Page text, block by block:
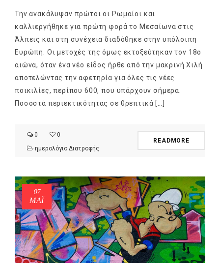
Την ανακάλυψαν πρώτοι οι Ρωμαίοι και
καλλιεργήθηκε για πρώτη φορά το Μεσαίωνα στις
Άλπεις και στη συνέχεια διαδόθηκε στην υπόλοιπη
Ευρώπη. Οι μετοχές της όμως εκτοξεύτηκαν τον 18ο
αιώνα, όταν ένα νέο είδος ήρθε από την μακρινή Χιλή
αποτελώντας την αφετηρία για όλες τις νέες
ποικιλίες, περίπου 600, που υπάρχουν σήμερα.
Ποσοστά περιεκτικότητας σε θρεπτικά […]
0
0
ημερολόγιο Διατροφής
READMORE
07
ΜΑΪ́